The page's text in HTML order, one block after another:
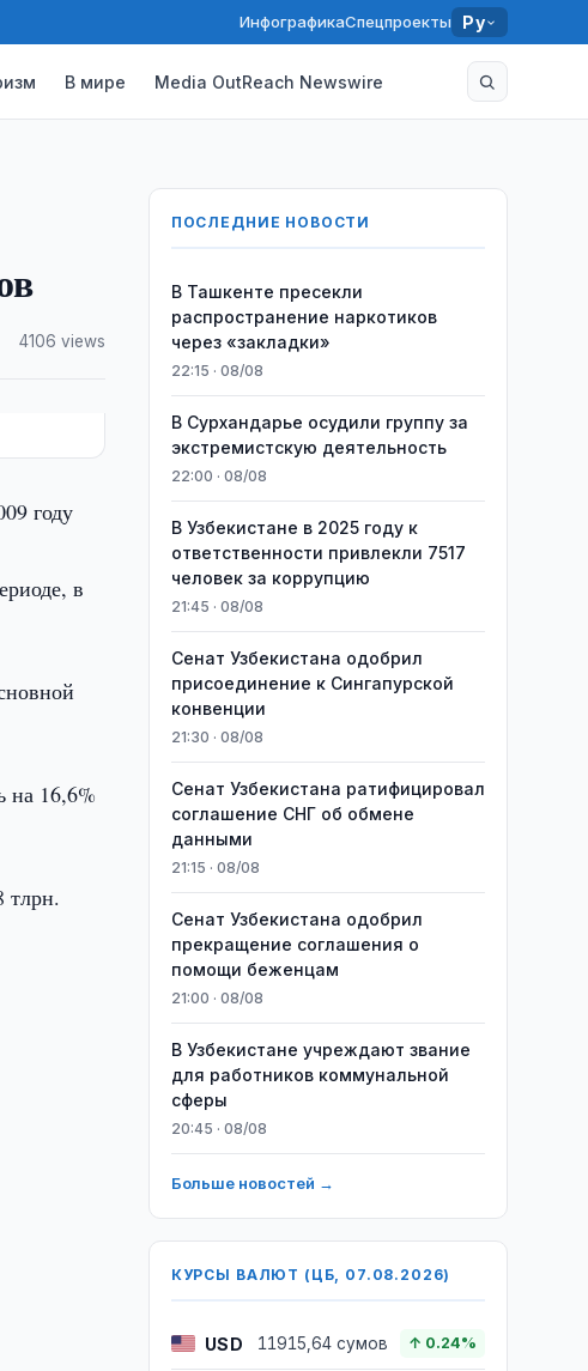
ИнфографикаСпецпроекты Ру
В мире Media OutReach Newswire
4106 views
году
в
на 16,6%
тлрн.
ПОСЛЕДНИЕ НОВОСТИ
В Ташкенте пресекли
распространение наркотиков
через «закладки»
22:15 · 08/08
В Сурхандарье осудили группу за
экстремистскую деятельность
22:00 · 08/08
В Узбекистане в 2025 году к
ответственности привлекли 7517
человек за коррупцию
21:45 · 08/08
Сенат Узбекистана одобрил
присоединение к Сингапурской
конвенции
21:30 · 08/08
Сенат Узбекистана ратифицировал
соглашение СНГ об обмене
данными
21:15 · 08/08
Сенат Узбекистана одобрил
прекращение соглашения о
помощи беженцам
21:00 · 08/08
В Узбекистане учреждают звание
для работников коммунальной
сферы
20:45 · 08/08
Больше новостей →
КУРСЫ ВАЛЮТ (ЦБ, 07.08.2026)
USD 11915,64 сумов ↑ 0.24%